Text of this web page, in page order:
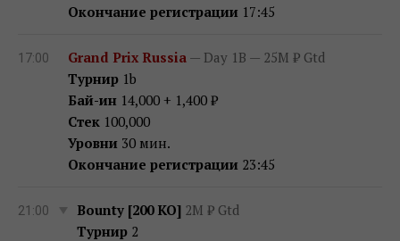
Окончание регистрации 17:45
17:00 Grand Prix Russia — Day 1B — 25M ₽ Gtd
Турнир 1b
Бай-ин 14,000 + 1,400 ₽
Стек 100,000
Уровни 30 мин.
Окончание регистрации 23:45
21:00 Bounty [200 KO] 2M ₽ Gtd
Турнир 2